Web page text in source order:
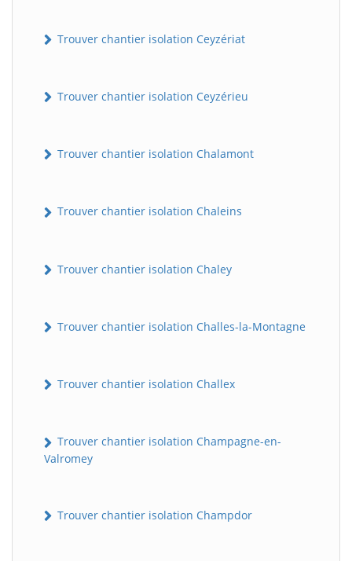
Trouver chantier isolation Ceyzériat
Trouver chantier isolation Ceyzérieu
Trouver chantier isolation Chalamont
Trouver chantier isolation Chaleins
Trouver chantier isolation Chaley
Trouver chantier isolation Challes-la-Montagne
Trouver chantier isolation Challex
Trouver chantier isolation Champagne-en-
Valromey
Trouver chantier isolation Champdor